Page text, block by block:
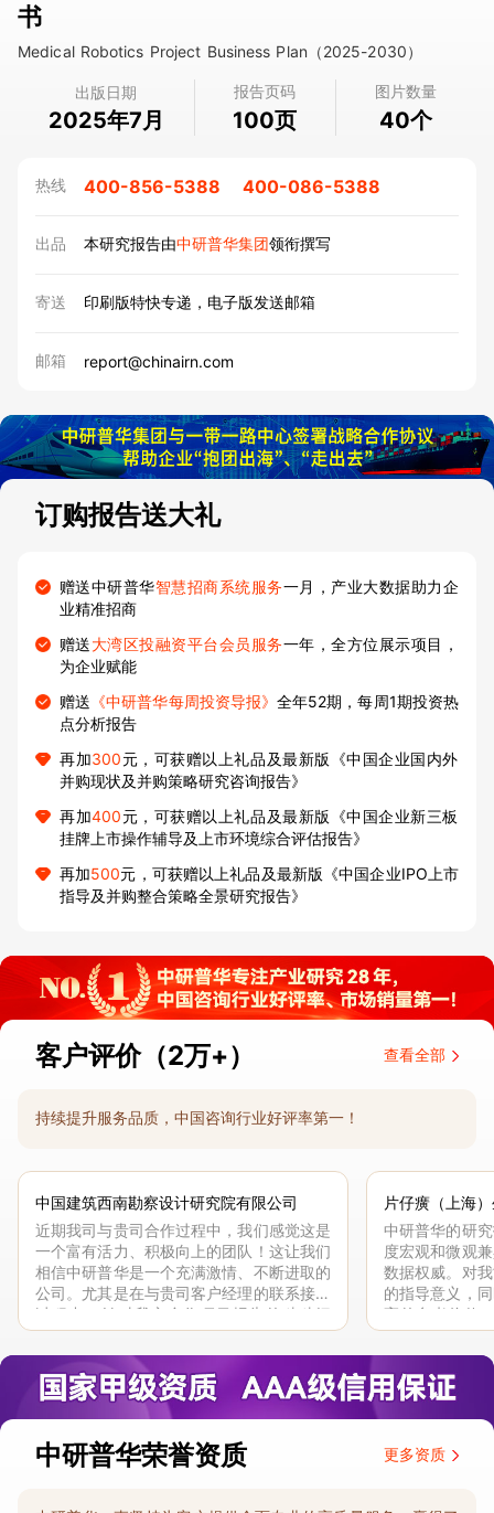
书
Medical Robotics Project Business Plan（2025-2030）
出版日期
2025年7月
报告页码
100页
图片数量
40个
热线 400-856-5388 400-086-5388
出品 本研究报告由中研普华集团领衔撰写
寄送 印刷版特快专递，电子版发送邮箱
邮箱 report@chinairn.com
订购报告送大礼
赠送中研普华智慧招商系统服务一月，产业大数据助力企
业精准招商
赠送大湾区投融资平台会员服务一年，全方位展示项目，
为企业赋能
赠送 《中研普华每周投资导报》全年52期，每周1期投资热
点分析报告
再加300元，可获赠以上礼品及最新版《中国企业国内外
并购现状及并购策略研究咨询报告》
再加400元，可获赠以上礼品及最新版《中国企业新三板
挂牌上市操作辅导及上市环境综合评估报告》
再加500元，可获赠以上礼品及最新版《中国企业IPO上市
指导及并购整合策略全景研究报告》
客户评价（2万+） 查看全部
持续提升服务品质，中国咨询行业好评率第一！
中国建筑西南勘察设计研究院有限公司
近期我司与贵司合作过程中，我们感觉这是
一个富有活力、积极向上的团队！这让我们
相信中研普华是一个充满激情、不断进取的
公司。尤其是在与贵司客户经理的联系接洽
过程中，针对我方合作项目报告的种种细
节，及时细致缜密地协助与项目部沟通、探
讨和完善...
片仔癀（上海
中研普华的研
度宏观和微观
数据权威。对
的指导意义，
高的参考价值
体化”服务和行
司继续...
中研普华荣誉资质 更多资质